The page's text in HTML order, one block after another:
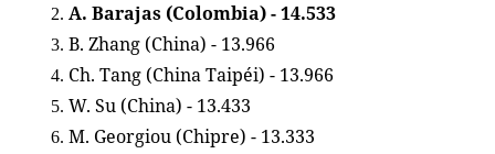
A. Barajas (Colombia) - 14.533
B. Zhang (China) - 13.966
Ch. Tang (China Taipéi) - 13.966
W. Su (China) - 13.433
M. Georgiou (Chipre) - 13.333